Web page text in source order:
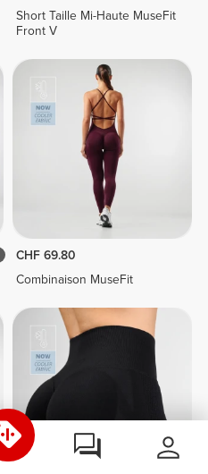
Short Taille Mi-Haute MuseFit
Front V
CHF 69.80
Combinaison MuseFit